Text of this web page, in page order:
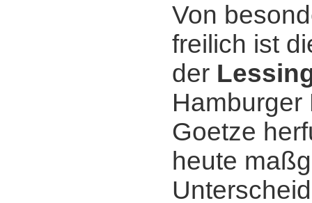
Von
freilich ist
der
Hamburger
Goetze
heute